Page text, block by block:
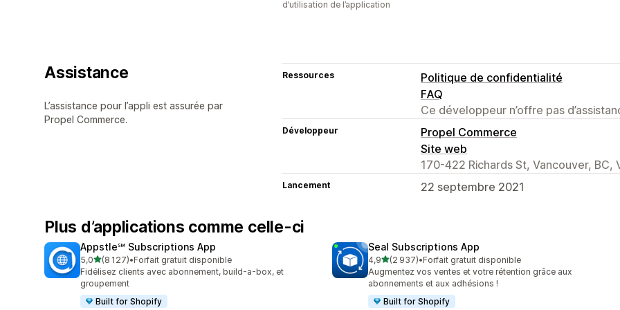
d’utilisation de l’application
Assistance
L’assistance pour l’appli est assurée par
Propel Commerce.
Ressources
Politique de confidentialité
FAQ
Ce développeur n’offre pas
Développeur
Propel Commerce
Site web
170-422 Richards St, Vancouver, BC,
Lancement 22 septembre 2021
Plus d’applications comme celle-ci
Appstle℠ Subscriptions App
5,0étoile(s) sur 5
(8 127)
8127 avis au total
•Forfait gratuit disponible
Fidélisez clients avec abonnement, build-a-box, et
groupement
Built for Shopify
Seal Subscriptions App
4,9étoile(s) sur 5
(2 937)
2937 avis au total
•Forfait gratuit disponible
Augmentez vos ventes et votre rétention grâce aux
abonnements et aux adhésions !
Built for Shopify